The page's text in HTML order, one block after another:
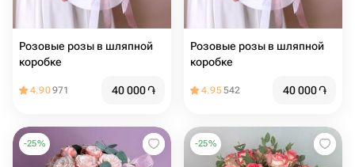
Розовые розы в шляпной
коробке
4.90971 40 000֏
Розовые розы в шляпной
коробке
4.95542 40 000֏
-25% -25%